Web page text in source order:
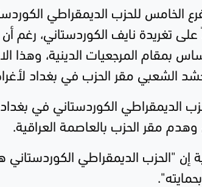
الخامس للحزب الديمقراطي
على تغريدة نايف الكوردستاني، رغم
بمقام المرجعيات الدينية، وهذا
الشعبي مقر الحزب في بغداد
الديمقراطي الكوردستاني في
"الحزب الدیمقراطي